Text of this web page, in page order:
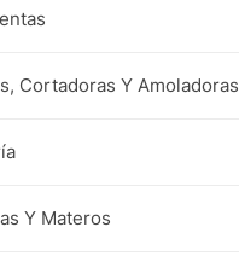
Cortadoras Y Amoladoras
Y Materos